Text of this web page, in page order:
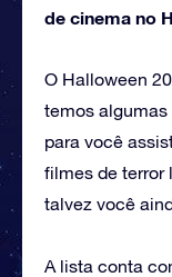
de cinema no
O Halloween
temos
para você
filmes de terror
talvez você
A lista conta